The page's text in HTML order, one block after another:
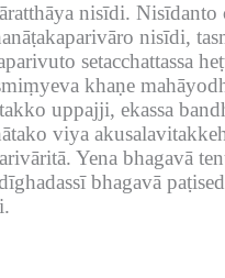
nisīdi. Nisīdanto
nisīdi,
setacchattassa
khaṇe
uppajji, ekassa
viya
Yena bhagavā
bhagavā